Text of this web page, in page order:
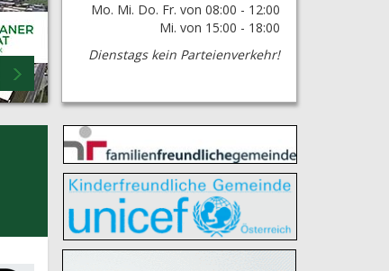
Mo. Mi. Do. Fr. von 08:00 - 12:00
Mi. von 15:00 - 18:00
Dienstags kein Parteienverkehr!